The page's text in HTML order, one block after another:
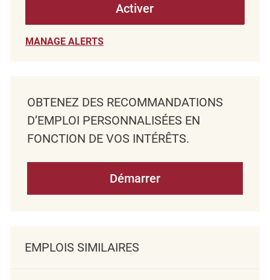
Activer
MANAGE ALERTS
OBTENEZ DES RECOMMANDATIONS
D’EMPLOI PERSONNALISÉES EN
FONCTION DE VOS INTÉRÊTS.
Démarrer
EMPLOIS SIMILAIRES